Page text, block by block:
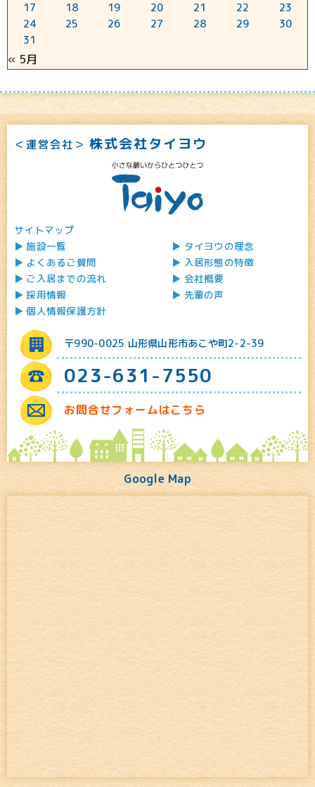
17
18 19 20 21 22
23
24
25 26 27 28 29
30
31
« 5月
＜運営会社＞株式会社タイヨウ
サイトマップ
施設一覧
タイヨウの理念
よくあるご質問
入居形態の特徴
ご入居までの流れ
会社概要
採用情報
先輩の声
個人情報保護方針
〒990-0025 山形県山形市あこや町2-2-39
023-631-7550
お問合せフォームはこちら
Google Map